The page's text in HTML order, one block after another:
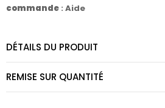
commande : Aide
DÉTAILS DU PRODUIT
REMISE SUR QUANTITÉ